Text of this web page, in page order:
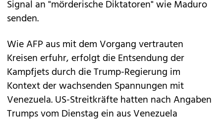
Signal an "mörderische Diktatoren" wie Maduro
senden.
Wie AFP aus mit dem Vorgang vertrauten
Kreisen erfuhr, erfolgt die Entsendung der
Kampfjets durch die Trump-Regierung im
Kontext der wachsenden Spannungen mit
Venezuela. US-Streitkräfte hatten nach Angaben
Trumps vom Dienstag ein aus Venezuela